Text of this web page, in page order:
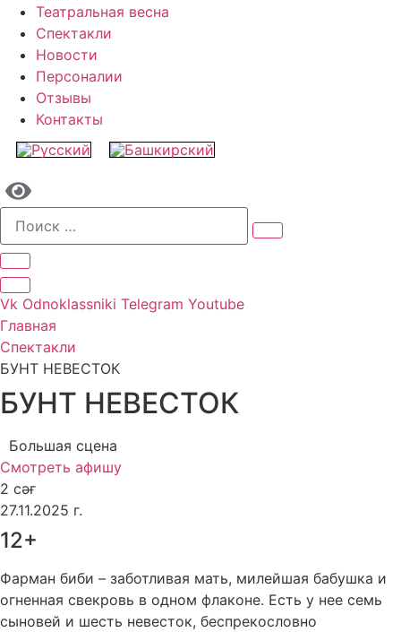
Театральная весна
Спектакли
Новости
Персоналии
Отзывы
Контакты
Vk Odnoklassniki Telegram Youtube
Главная
Спектакли
БУНТ НЕВЕСТОК
БУНТ НЕВЕСТОК
Большая сцена
Смотреть афишу
2 сәғ
27.11.2025 г.
12+
Фарман биби – заботливая мать, милейшая бабушка и
огненная свекровь в одном флаконе. Есть у нее семь
сыновей и шесть невесток, беспрекословно